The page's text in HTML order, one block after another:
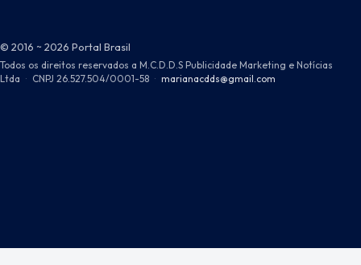
© 2016 ~ 2026 Portal Brasil
Todos os direitos reservados a M.C.D.D.S Publicidade Marketing e Notícias
Ltda · CNPJ 26.527.504/0001-58 · marianacdds@gmail.com